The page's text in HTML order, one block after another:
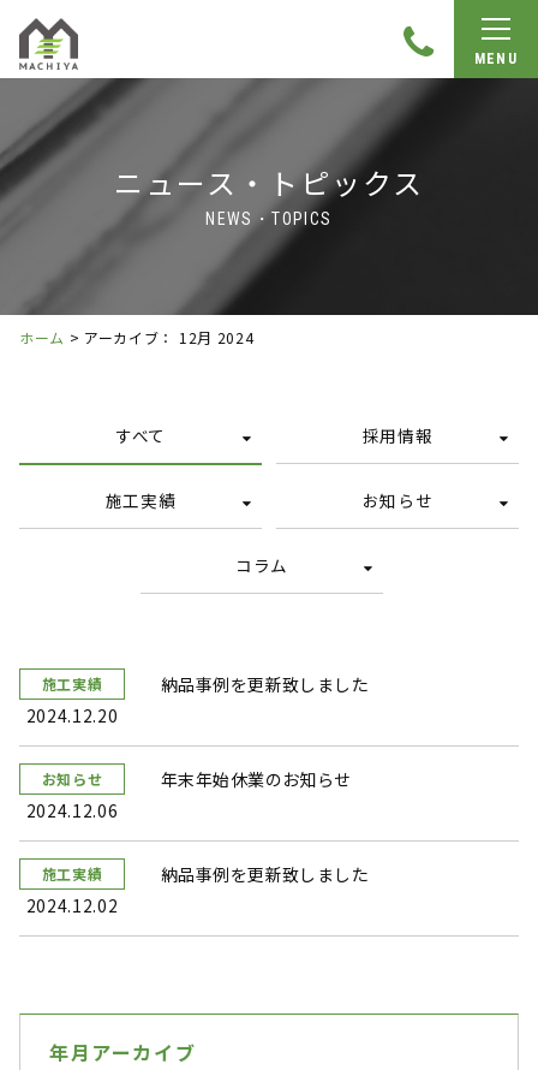
MENU
ニュース・トピックス
NEWS・TOPICS
ホーム > アーカイブ： 12月 2024
すべて 採用情報
施工実績 お知らせ
コラム
施工実績
2024.12.20
納品事例を更新致しました
お知らせ
2024.12.06
年末年始休業のお知らせ
施工実績
2024.12.02
納品事例を更新致しました
年月アーカイブ